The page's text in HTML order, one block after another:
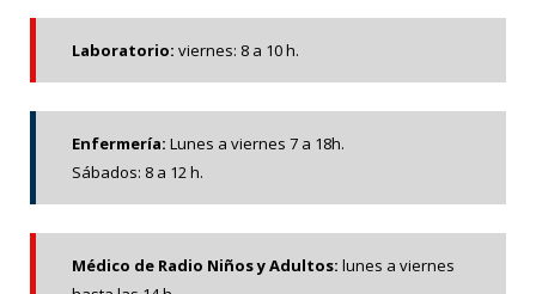
Laboratorio: viernes: 8 a 10 h.
Enfermería: Lunes a viernes 7 a 18h.
Sábados: 8 a 12 h.
Médico de Radio Niños y Adultos: lunes a viernes